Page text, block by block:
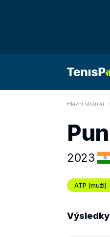
Hlavní stránka
2023
ATP (muži)
Výsledky